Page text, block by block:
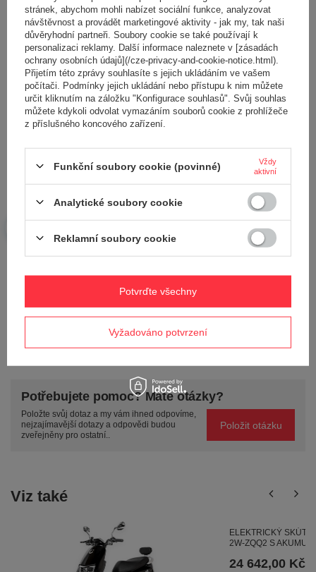
Obsah vašeho názoru
Přidejte vlastní obrázek produktu:
Vaše jméno
Odeslat zpětnou vazbu
POLOŽIT OTÁZKU
Potřebujete pomoc? Máte otázky?
Položte svůj dotaz a my vám ihned odpovíme,
nejzajímavější dotazy a odpovědi budou
zveřejněny pro ostatní..
Položit otázku
Viz také
ELEKTRICKÝ
2W-ZQQ2 S
24 642,00 Kč
stránek, abychom mohli nabízet sociální funkce, analyzovat
návštěvnost a provádět marketingové aktivity - jak my, tak naši
důvěryhodní partneři. Soubory cookie se také používají k
personalizaci reklamy. Další informace naleznete v [zásadách
ochrany osobních údajů](/cze-privacy-and-cookie-notice.html).
Přijetím této zprávy souhlasíte s jejich ukládáním ve vašem
počítači. Podmínky jejich ukládání nebo přístupu k nim můžete
určit kliknutím na záložku "Konfigurace souhlasů". Svůj souhlas
můžete kdykoli odvolat vymazáním souborů cookie z prohlížeče
z příslušného koncového zařízení.
Funkční soubory cookie (povinné)
Vždy
aktivní
Analytické soubory cookie
Reklamní soubory cookie
Vyžadováno potvrzení
Potvrďte všechny